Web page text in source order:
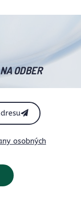
NA ODBER
osobných